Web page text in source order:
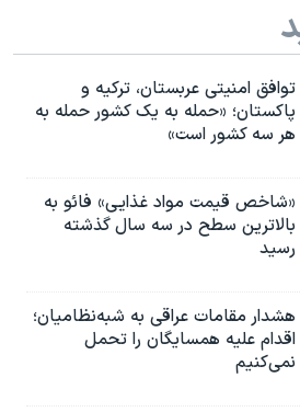
توافق امنیتی عربستان، ترکیه و
پاکستان؛ «حمله به یک کشور حمله به
هر سه کشور است»
«شاخص قیمت مواد غذایی» فائو به
بالاترین سطح در سه سال گذشته
رسید
هشدار مقامات عراقی به شبه‌نظامیان؛
اقدام علیه همسایگان را تحمل
نمی‌کنیم